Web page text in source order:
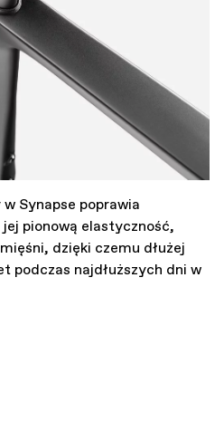
Synapse poprawia
pionową elastyczność,
dzięki czemu dłużej
podczas najdłuższych dni w